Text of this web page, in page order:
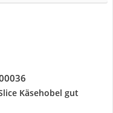
Käsehobel gut